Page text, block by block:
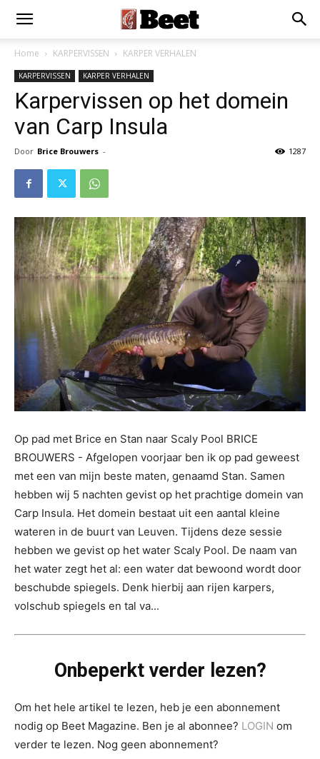
Home KARPERVISSEN KARPER VERHALEN
KARPERVISSEN KARPER VERHALEN
Karpervissen op het domein
van Carp Insula
Door Brice Brouwers - 1287
Op pad met Brice en Stan naar Scaly Pool BRICE
BROUWERS - Afgelopen voorjaar ben ik op pad geweest
met een van mijn beste maten, genaamd Stan. Samen
hebben wij 5 nachten gevist op het prachtige domein van
Carp Insula. Het domein bestaat uit een aantal kleine
wateren in de buurt van Leuven. Tijdens deze sessie
hebben we gevist op het water Scaly Pool. De naam van
het water zegt het al: een water dat bewoond wordt door
beschubde spiegels. Denk hierbij aan rijen karpers,
volschub spiegels en tal va...
Onbeperkt verder lezen?
Om het hele artikel te lezen, heb je een abonnement
nodig op Beet Magazine. Ben je al abonnee? LOGIN om
verder te lezen. Nog geen abonnement?